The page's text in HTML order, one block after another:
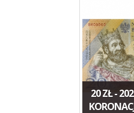
20 ZŁ -